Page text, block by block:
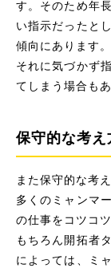
す。そのため年
い指示だったと
傾向にあります。
それに気づかず
てしまう場合も
保守的な考
また保守的な考
多くのミャンマ
の仕事をコツコ
もちろん開拓者
によっては、ミ